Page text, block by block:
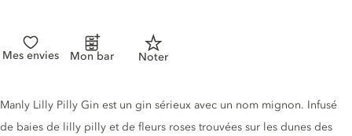
Mes envies Mon bar Noter
Description du gin
Manly Lilly Pilly Gin est un gin sérieux avec un nom mignon. Infusé
de baies de lilly pilly et de fleurs roses trouvées sur les dunes des